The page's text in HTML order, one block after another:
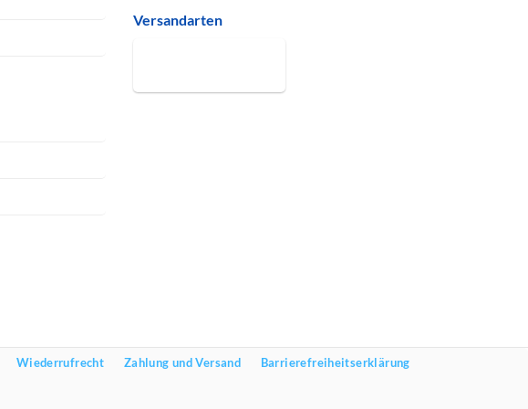
Versandarten
Wiederrufrecht Zahlung und Versand Barrierefreiheitserklärung